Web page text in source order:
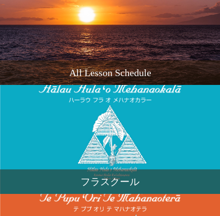
All Lesson Schedule
フラスクール